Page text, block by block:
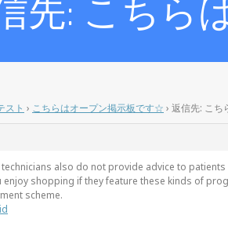
先: こちら
スト › こちらはオープン掲示板です☆ › 返信先: こち
technicians also do not provide advice to
enjoy shopping if they feature these kinds of
scheme.